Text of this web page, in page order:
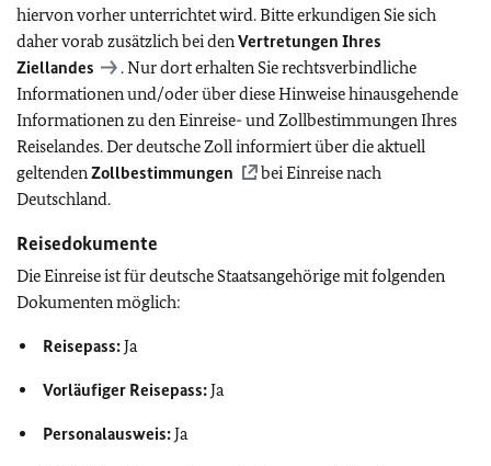
hiervon vorher unterrichtet wird. Bitte erkundigen Sie sich
daher vorab zusätzlich bei denVertretungen Ihres
Ziellandes
. Nur dort erhalten Sie rechtsverbindliche
Informationen und/oder über diese Hinweise hinausgehende
Informationen zu den Einreise- und Zollbestimmungen Ihres
Reiselandes. Der deutsche Zoll informiert über die aktuell
geltendenZollbestimmungen
bei Einreise nach
Deutschland.
Reisedokumente
Die Einreise ist für deutsche Staatsangehörige mit folgenden
Dokumenten möglich:
Reisepass:Ja
Vorläufiger Reisepass:Ja
Personalausweis:Ja